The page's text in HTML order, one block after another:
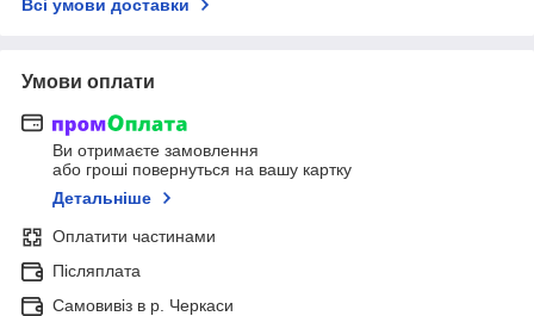
Всі умови доставки
Умови оплати
Ви отримаєте замовлення
або гроші повернуться на вашу картку
Детальніше
Оплатити частинами
Післяплата
Самовивіз в р. Черкаси